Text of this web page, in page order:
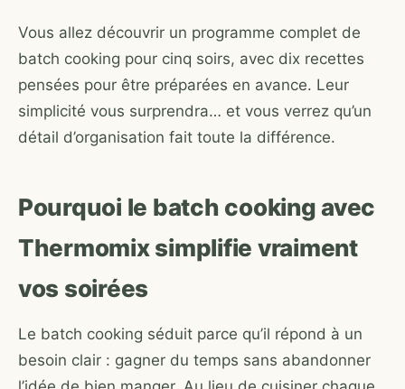
Vous allez découvrir un programme complet de
batch cooking pour cinq soirs, avec dix recettes
pensées pour être préparées en avance. Leur
simplicité vous surprendra… et vous verrez qu’un
détail d’organisation fait toute la différence.
Pourquoi le batch cooking avec
Thermomix simplifie vraiment
vos soirées
Le batch cooking séduit parce qu’il répond à un
besoin clair : gagner du temps sans abandonner